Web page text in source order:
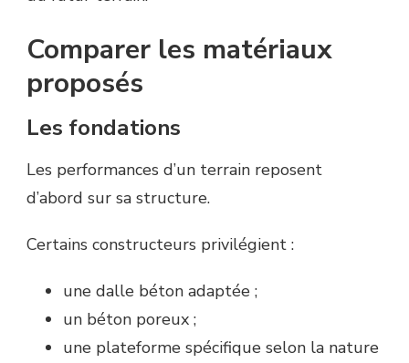
Comparer les matériaux
proposés
Les fondations
Les performances d’un terrain reposent
d’abord sur sa structure.
Certains constructeurs privilégient :
une dalle béton adaptée ;
un béton poreux ;
une plateforme spécifique selon la nature